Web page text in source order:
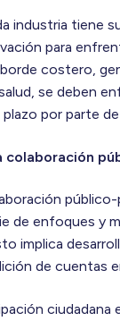
industria tiene
para
costero,
se deben
plazo por parte
colaboración
de enfoques y
implica
de cuentas